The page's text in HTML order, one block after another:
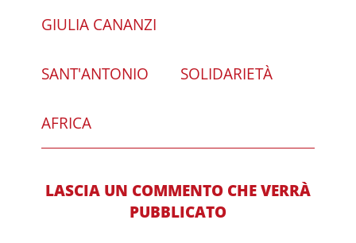
GIULIA CANANZI
SANT'ANTONIO SOLIDARIETÀ
AFRICA
LASCIA UN COMMENTO CHE VERRÀ
PUBBLICATO